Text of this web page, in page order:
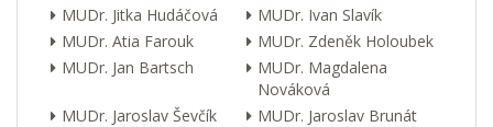
MUDr. Jitka Hudáčová
MUDr. Ivan Slavík
MUDr. Atia Farouk
MUDr. Zdeněk Holoubek
MUDr. Jan Bartsch
MUDr. Magdalena
Nováková
MUDr. Jaroslav Ševčík
MUDr. Jaroslav Brunát